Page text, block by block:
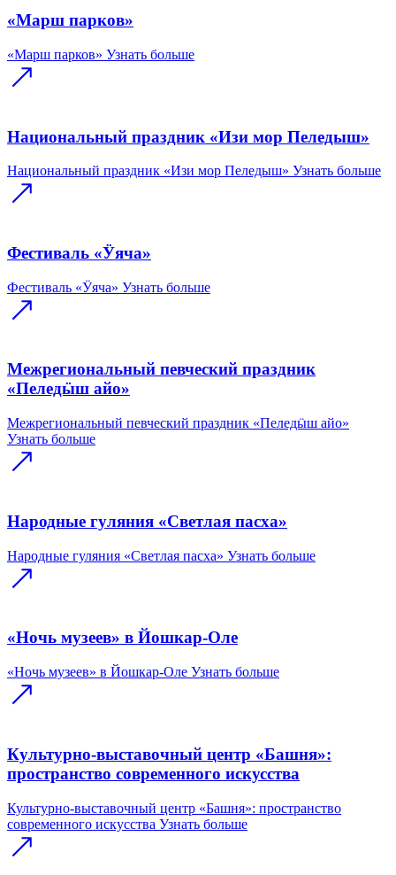
«Марш парков»
«Марш парков» Узнать больше
Национальный праздник «Изи мор Пеледыш»
Национальный праздник «Изи мор Пеледыш» Узнать больше
Фестиваль «Ӱяча»
Фестиваль «Ӱяча» Узнать больше
Межрегиональный певческий праздник
«Пеледӹш айо»
Межрегиональный певческий праздник «Пеледӹш айо»
Узнать больше
Народные гуляния «Светлая пасха»
Народные гуляния «Светлая пасха» Узнать больше
«Ночь музеев» в Йошкар-Оле
«Ночь музеев» в Йошкар-Оле Узнать больше
Культурно-выставочный центр «Башня»:
пространство современного искусства
Культурно-выставочный центр «Башня»: пространство
современного искусства Узнать больше